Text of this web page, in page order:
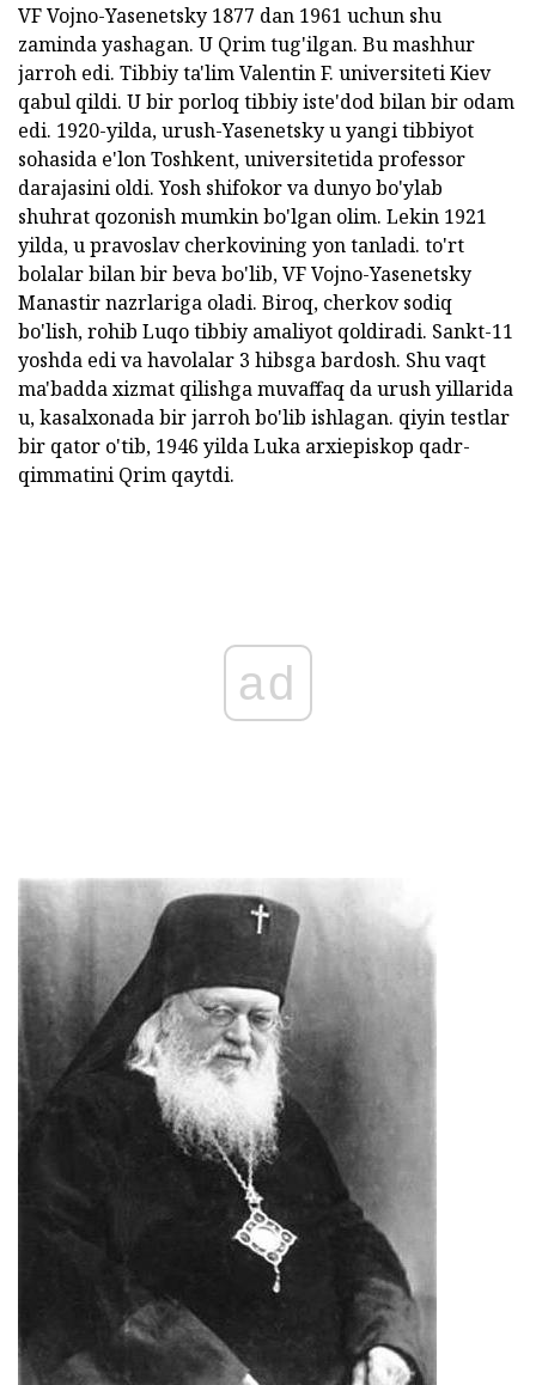
VF Vojno-Yasenetsky 1877 dan 1961 uchun shu
zaminda yashagan. U Qrim tug'ilgan. Bu mashhur
jarroh edi. Tibbiy ta'lim Valentin F. universiteti Kiev
qabul qildi. U bir porloq tibbiy iste'dod bilan bir odam
edi. 1920-yilda, urush-Yasenetsky u yangi tibbiyot
sohasida e'lon Toshkent, universitetida professor
darajasini oldi. Yosh shifokor va dunyo bo'ylab
shuhrat qozonish mumkin bo'lgan olim. Lekin 1921
yilda, u pravoslav cherkovining yon tanladi. to'rt
bolalar bilan bir beva bo'lib, VF Vojno-Yasenetsky
Manastir nazrlariga oladi. Biroq, cherkov sodiq
bo'lish, rohib Luqo tibbiy amaliyot qoldiradi. Sankt-11
yoshda edi va havolalar 3 hibsga bardosh. Shu vaqt
ma'badda xizmat qilishga muvaffaq da urush yillarida
u, kasalxonada bir jarroh bo'lib ishlagan. qiyin testlar
bir qator o'tib, 1946 yilda Luka arxiepiskop qadr-
qimmatini Qrim qaytdi.
ad